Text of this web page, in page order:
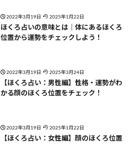
2022年3月19日 2025年1月22日
ほくろ占いの意味とは｜体にあるほくろ
位置から運勢をチェックしよう！
2022年3月19日 2025年3月24日
【ほくろ占い：男性編】性格・運勢がわ
かる顔のほくろ位置をチェック！
2022年3月19日 2025年1月22日
【ほくろ占い：女性編】顔のほくろ位置